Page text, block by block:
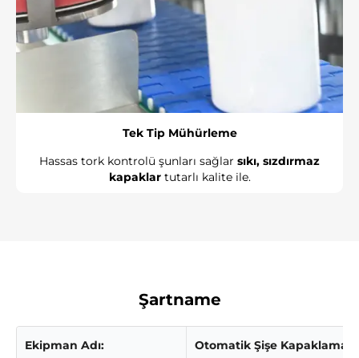
Tek Tip Mühürleme
Hassas tork kontrolü şunları sağlar sıkı, sızdırmaz
kapaklartutarlı kalite ile.
Şartname
Ekipman Adı: Otomatik Şişe Kapaklama